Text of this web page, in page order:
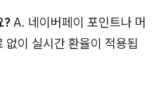
?A. 네이버페이 포인트나 머
없이 실시간 환율이 적용됩